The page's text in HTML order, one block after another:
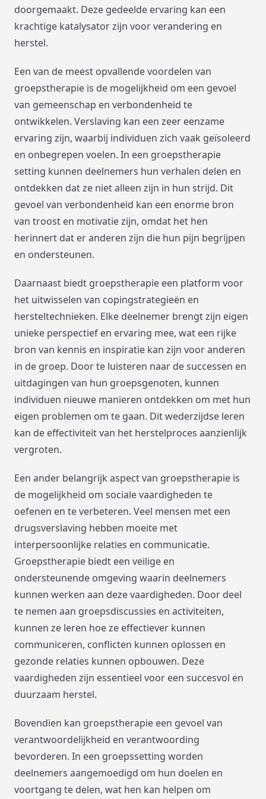
doorgemaakt. Deze gedeelde ervaring kan een
krachtige katalysator zijn voor verandering en
herstel.
Een van de meest opvallende voordelen van
groepstherapie is de mogelijkheid om een gevoel
van gemeenschap en verbondenheid te
ontwikkelen. Verslaving kan een zeer eenzame
ervaring zijn, waarbij individuen zich vaak geïsoleerd
en onbegrepen voelen. In een groepstherapie
setting kunnen deelnemers hun verhalen delen en
ontdekken dat ze niet alleen zijn in hun strijd. Dit
gevoel van verbondenheid kan een enorme bron
van troost en motivatie zijn, omdat het hen
herinnert dat er anderen zijn die hun pijn begrijpen
en ondersteunen.
Daarnaast biedt groepstherapie een platform voor
het uitwisselen van copingstrategieën en
hersteltechnieken. Elke deelnemer brengt zijn eigen
unieke perspectief en ervaring mee, wat een rijke
bron van kennis en inspiratie kan zijn voor anderen
in de groep. Door te luisteren naar de successen en
uitdagingen van hun groepsgenoten, kunnen
individuen nieuwe manieren ontdekken om met hun
eigen problemen om te gaan. Dit wederzijdse leren
kan de effectiviteit van het herstelproces aanzienlijk
vergroten.
Een ander belangrijk aspect van groepstherapie is
de mogelijkheid om sociale vaardigheden te
oefenen en te verbeteren. Veel mensen met een
drugsverslaving hebben moeite met
interpersoonlijke relaties en communicatie.
Groepstherapie biedt een veilige en
ondersteunende omgeving waarin deelnemers
kunnen werken aan deze vaardigheden. Door deel
te nemen aan groepsdiscussies en activiteiten,
kunnen ze leren hoe ze effectiever kunnen
communiceren, conflicten kunnen oplossen en
gezonde relaties kunnen opbouwen. Deze
vaardigheden zijn essentieel voor een succesvol en
duurzaam herstel.
Bovendien kan groepstherapie een gevoel van
verantwoordelijkheid en verantwoording
bevorderen. In een groepssetting worden
deelnemers aangemoedigd om hun doelen en
voortgang te delen, wat hen kan helpen om